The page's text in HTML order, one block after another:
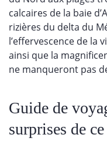
calcaires de la baie
rizières du delta du
l’effervescence de la
ainsi que la
ne manqueront pas
Guide de
surprises de